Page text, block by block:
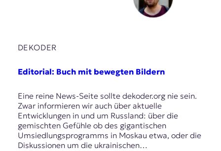
DEKODER
Editorial: Buch mit bewegten Bildern
Eine reine News-Seite sollte dekoder.org nie sein.
Zwar informieren wir auch über aktuelle
Entwicklungen in und um Russland: über die
gemischten Gefühle ob des gigantischen
Umsiedlungsprogramms in Moskau etwa, oder die
Diskussionen um die ukrainischen…